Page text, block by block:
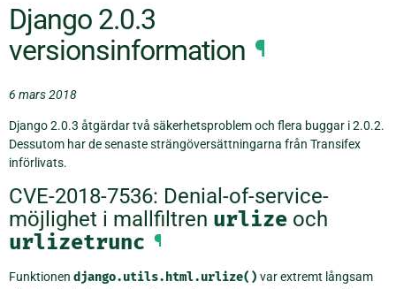
Django 2.0.3
versionsinformation ¶
6 mars 2018
Django 2.0.3 åtgärdar två säkerhetsproblem och flera buggar i 2.0.2.
Dessutom har de senaste strängöversättningarna från Transifex
införlivats.
CVE-2018-7536: Denial-of-service-
möjlighet i mallfiltren urlize och
urlizetrunc ¶
Funktionen django.utils.html.urlize() var extremt långsam